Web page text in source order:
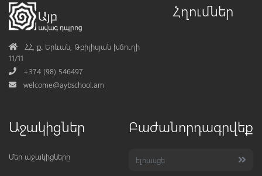
AddressՀՀ, ք․ Երևան, Թբիլիսյան խճուղի
11/11
Phone+374 (98) 546497
Mail
welcome@aybschool.am
Հղումներ
Աջակիցներ
Մեր աջակիցները
Բաժանորդագրվեք